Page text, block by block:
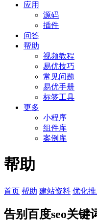
应用
源码
插件
问答
帮助
视频教程
易优技巧
常见问题
易优手册
标签工具
更多
小程序
组件库
案例库
帮助
首页 帮助 建站资料 优化
告别百度seo关键